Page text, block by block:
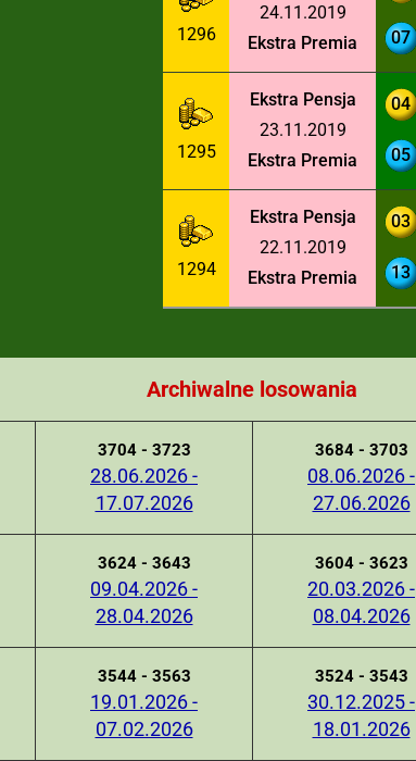
1296
24.11.2019
Ekstra Premia
07
1295
Ekstra Pensja
23.11.2019
Ekstra Premia
04
05
1294
Ekstra Pensja
22.11.2019
Ekstra Premia
03
13
Archiwalne losowania
3704 - 3723
28.06.2026 -
17.07.2026
3684 - 3703
08.06.2026 -
27.06.2026
3624 - 3643
09.04.2026 -
28.04.2026
3604 - 3623
20.03.2026 -
08.04.2026
3544 - 3563
19.01.2026 -
07.02.2026
3524 - 3543
30.12.2025 -
18.01.2026